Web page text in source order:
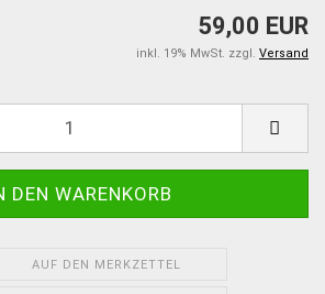
59,00 EUR
inkl. 19% MwSt. zzgl. Versand
AUF DEN MERKZETTEL